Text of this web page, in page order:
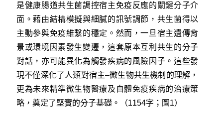
是健康腸道共生菌調控宿主免疫反應的關鍵分子介
面。藉由結構模擬與細膩的訊號調節，共生菌得以
主動參與免疫維繫的穩定。然而，一旦宿主遺傳背
景或環境因素發生變遷，這套原本互利共生的分子
對話，亦可能異化為觸發疾病的風險因子。這些發
現不僅深化了人類對宿主–微生物共生機制的理解，
更為未來精準微生物醫療及自體免疫疾病的治療策
略，奠定了堅實的分子基礎。（1154字；圖1）